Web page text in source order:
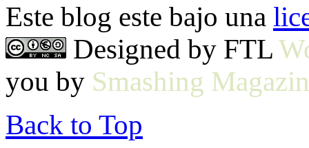
Este blog este bajo una
Designed by FTL
you by Smashing
Back to Top